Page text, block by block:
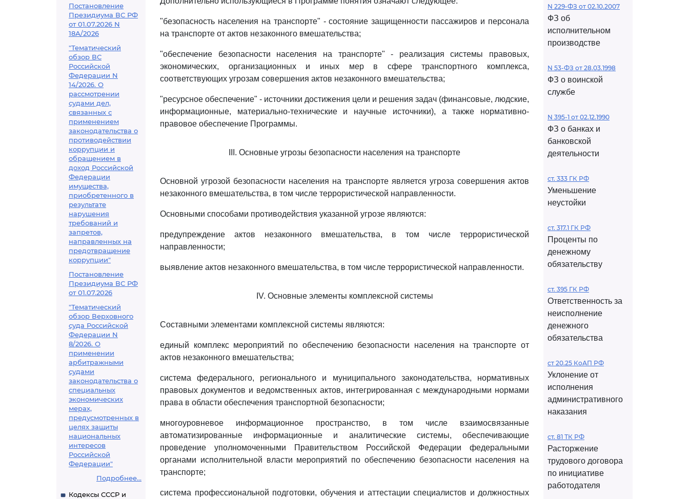
Постановление
Президиума ВС РФ
от 01.07.2026 N
18А/2026
"Тематический
обзор ВС
Российской
Федерации N
14/2026. О
рассмотрении
судами дел,
связанных с
применением
законодательства о
противодействии
коррупции и
обращением в
доход Российской
Федерации
имущества,
приобретенного в
результате
нарушения
требований и
запретов,
направленных на
предотвращение
коррупции"
Постановление
Президиума ВС РФ
от 01.07.2026
"Тематический
обзор Верховного
суда Российской
Федерации N
8/2026. О
применении
арбитражными
судами
законодательства о
специальных
экономических
мерах,
предусмотренных в
целях защиты
национальных
интересов
Российской
Федерации"
Подробнее...
Кодексы СССР и
"безопасность населения на транспорте" - состояние защищенности пассажиров и персонала
на транспорте от актов незаконного вмешательства;
"обеспечение безопасности населения на транспорте" - реализация системы правовых,
экономических, организационных и иных мер в сфере транспортного комплекса,
соответствующих угрозам совершения актов незаконного вмешательства;
"ресурсное обеспечение" - источники достижения цели и решения задач (финансовые, людские,
информационные, материально-технические и научные источники), а также нормативно-
правовое обеспечение Программы.
III. Основные угрозы безопасности населения на транспорте
Основной угрозой безопасности населения на транспорте является угроза совершения актов
незаконного вмешательства, в том числе террористической направленности.
Основными способами противодействия указанной угрозе являются:
предупреждение актов незаконного вмешательства, в том числе террористической
направленности;
выявление актов незаконного вмешательства, в том числе террористической направленности.
IV. Основные элементы комплексной системы
Составными элементами комплексной системы являются:
единый комплекс мероприятий по обеспечению безопасности населения на транспорте от
актов незаконного вмешательства;
система федерального, регионального и муниципального законодательства, нормативных
правовых документов и ведомственных актов, интегрированная с международными нормами
права в области обеспечения транспортной безопасности;
многоуровневое информационное пространство, в том числе взаимосвязанные
автоматизированные информационные и аналитические системы, обеспечивающие
проведение уполномоченными Правительством Российской Федерации федеральными
органами исполнительной власти мероприятий по обеспечению безопасности населения на
транспорте;
система профессиональной подготовки, обучения и аттестации специалистов и должностных
N 229-ФЗ от 02.10.2007
ФЗ об
исполнительном
производстве
N 53-ФЗ от 28.03.1998
ФЗ о воинской
службе
N 395-1 от 02.12.1990
ФЗ о банках и
банковской
деятельности
ст. 333 ГК РФ
Уменьшение
неустойки
ст. 317.1 ГК РФ
Проценты по
денежному
обязательству
ст. 395 ГК РФ
Ответственность за
неисполнение
денежного
обязательства
ст 20.25 КоАП РФ
Уклонение от
исполнения
административного
наказания
ст. 81 ТК РФ
Расторжение
трудового договора
по инициативе
работодателя